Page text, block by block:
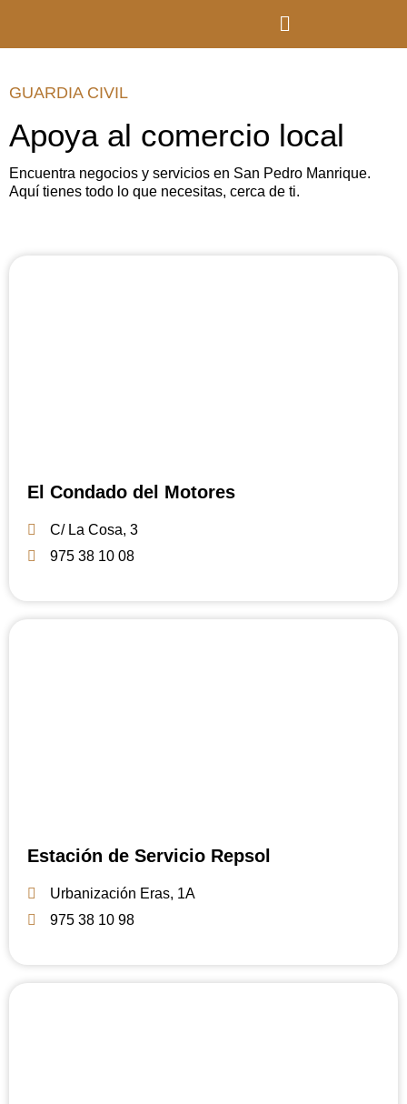
GUARDIA CIVIL
Apoya al comercio local
Encuentra negocios y servicios en San Pedro Manrique.
Aquí tienes todo lo que necesitas, cerca de ti.
El Condado del Motores
C/ La Cosa, 3
975 38 10 08
Estación de Servicio Repsol
Urbanización Eras, 1A
975 38 10 98